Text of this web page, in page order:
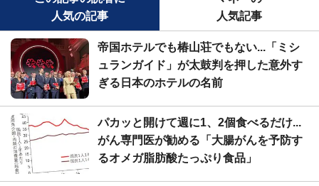
人気の記事
人気記事
帝国ホテルでも椿山荘でもない...「ミシ
ュランガイド」が太鼓判を押した意外す
ぎる日本のホテルの名前
パカッと開けて週に1、2個食べるだけ...
がん専門医が勧める「大腸がんを予防す
るオメガ脂肪酸たっぷり食品」